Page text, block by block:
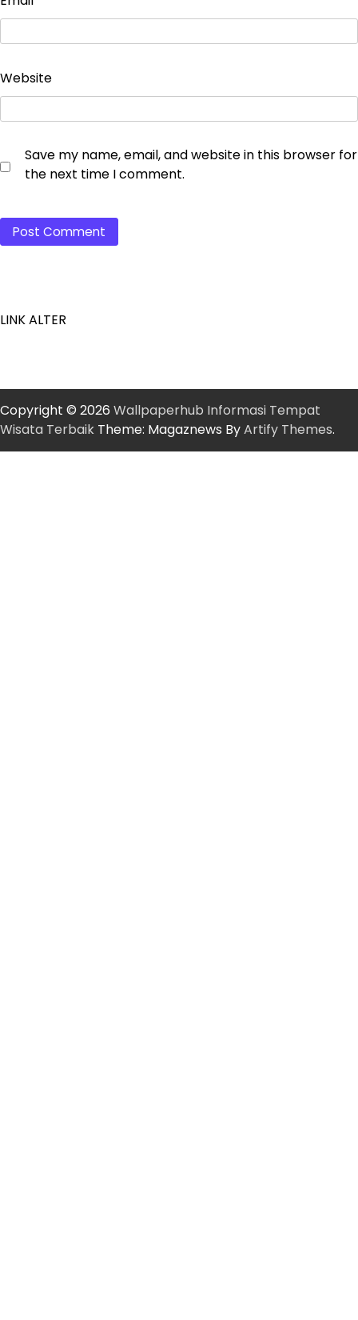
Website
Save my name, email, and website in this browser for
the next time I comment.
LINK ALTER
Copyright © 2026 Wallpaperhub Informasi Tempat
Wisata Terbaik Theme: Magaznews ByArtify Themes.